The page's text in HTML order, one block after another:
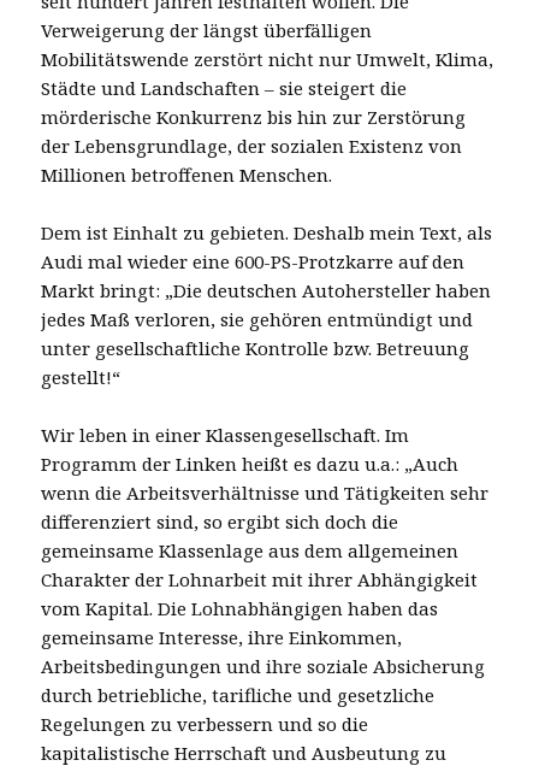
Verweigerung der längst überfälligen
Mobilitätswende zerstört nicht nur Umwelt, Klima,
Städte und Landschaften – sie steigert die
mörderische Konkurrenz bis hin zur Zerstörung
der Lebensgrundlage, der sozialen Existenz von
Millionen betroffenen Menschen.
Dem ist Einhalt zu gebieten. Deshalb mein Text, als
Audi mal wieder eine 600-PS-Protzkarre auf den
Markt bringt: „Die deutschen Autohersteller haben
jedes Maß verloren, sie gehören entmündigt und
unter gesellschaftliche Kontrolle bzw. Betreuung
gestellt!“
Wir leben in einer Klassengesellschaft. Im
Programm der Linken heißt es dazu u.a.: „Auch
wenn die Arbeitsverhältnisse und Tätigkeiten sehr
differenziert sind, so ergibt sich doch die
gemeinsame Klassenlage aus dem allgemeinen
Charakter der Lohnarbeit mit ihrer Abhängigkeit
vom Kapital. Die Lohnabhängigen haben das
gemeinsame Interesse, ihre Einkommen,
Arbeitsbedingungen und ihre soziale Absicherung
durch betriebliche, tarifliche und gesetzliche
Regelungen zu verbessern und so die
kapitalistische Herrschaft und Ausbeutung zu